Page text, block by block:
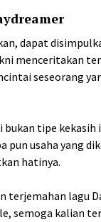
dapat
menceritakan
seseorang
bukan tipe kekasih
pun usaha yang
hatinya.
terjemahan lagu
semoga kalian